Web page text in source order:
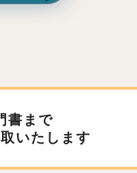
書まで
いたします